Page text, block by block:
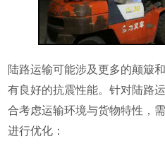
陆路运输可能涉及更多的颠簸
有良好的抗震性能。针对陆路
合考虑运输环境与货物特性，
进行优化：